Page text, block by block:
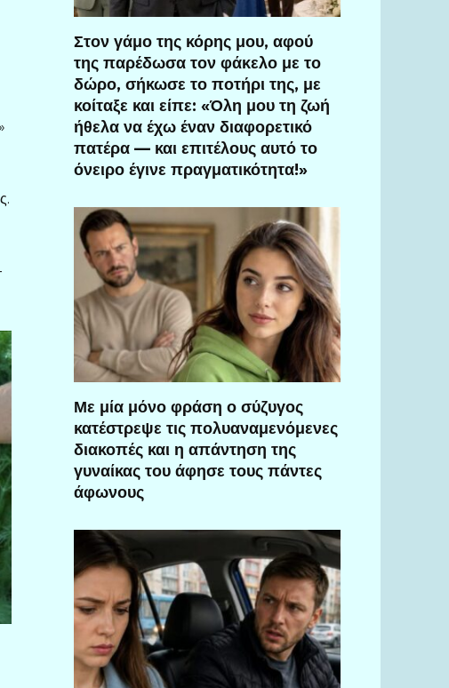
Στον γάμο της κόρης μου, αφού
της παρέδωσα τον φάκελο με το
δώρο, σήκωσε το ποτήρι της, με
κοίταξε και είπε: «Όλη μου τη ζωή
ήθελα να έχω έναν διαφορετικό
πατέρα — και επιτέλους αυτό το
όνειρο έγινε πραγματικότητα!»
Με μία μόνο φράση ο σύζυγος
κατέστρεψε τις πολυαναμενόμενες
διακοπές και η απάντηση της
γυναίκας του άφησε τους πάντες
άφωνους